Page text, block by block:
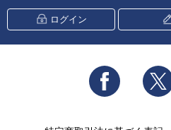
ログイン
Facebook